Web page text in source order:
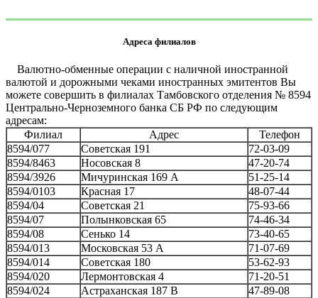
Адреса филиалов
Валютно-обменные операции с наличной иностранной
валютой и дорожными чеками иностранных эмитентов Вы
можете совершить в филиалах Тамбовского отделения № 8594
Центрально-Черноземного банка СБ РФ по следующим
адресам:
Филиал
Адрес
Телефон
8594/077
Советская 191
72-03-09
8594/8463
Носовская 8
47-20-74
8594/3926
Мичуринская 169 А
51-25-14
8594/0103
Красная 17
48-07-44
8594/04
Советская 21
75-93-66
8594/07
Полынковская 65
74-46-34
8594/08
Сенько 14
73-40-65
8594/013
Московская 53 А
71-07-69
8594/014
Советская 180
53-62-93
8594/020
Лермонтовская 4
71-20-51
8594/024
Астраханская 187 В
47-89-08